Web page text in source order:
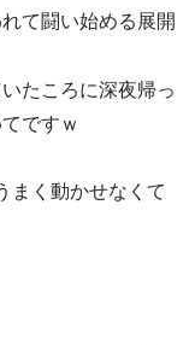
て闘い始める展開
たころに深夜帰っ
ですｗ
まく動かせなくて